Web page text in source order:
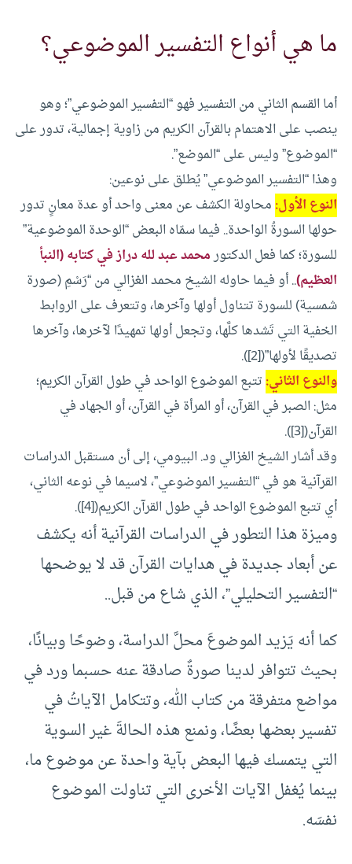
ما هي أنواع التفسير الموضوعي؟
أما القسم الثاني من التفسير فهو “التفسير الموضوعي”؛ وهو
ينصب على الاهتمام بالقرآن الكريم من زاوية إجمالية، تدور على
“الموضوع” وليس على “الموضع”.
وهذا “التفسير الموضوعي” يُطلق على نوعين:
النوع الأول: محاولة الكشف عن معنى واحد أو عدة معانٍ تدور
حولها السورةُ الواحدة.. فيما سمّاه البعض “الوحدة الموضوعية”
للسورة؛ كما فعل الدكتورمحمد عبد لله دراز في كتابه (النبأ
العظيم).. أو فيما حاوله الشيخ محمد الغزالي من “رَسْمِ (صورة
شمسية) للسورة تتناول أولها وآخرها، وتتعرف على الروابط
الخفية التي تَشدها كلَّها، وتجعل أولها تمهيدًا لآخرها، وآخرها
تصديقًا لأولها”([2]).
والنوع الثاني: تتبع الموضوع الواحد في طول القرآن الكريم؛
مثل: الصبر في القرآن، أو المرأة في القرآن، أو الجهاد في
القرآن([3]).
وقد أشار الشيخ الغزالي ود. البيومي، إلى أن مستقبل الدراسات
القرآنية هو في “التفسير الموضوعي”، لاسيما في نوعه الثاني،
أي تتبع الموضوع الواحد في طول القرآن الكريم([4]).
وميزة هذا التطور في الدراسات القرآنية أنه يكشف
عن أبعاد جديدة في هدايات القرآن قد لا يوضحها
“التفسير التحليلي”، الذي شاع من قبل..
كما أنه يَزيد الموضوعَ محلَّ الدراسة، وضوحًا وبيانًا،
بحيث تتوافر لدينا صورةٌ صادقة عنه حسبما ورد في
مواضع متفرقة من كتاب الله، وتتكامل الآياتُ في
تفسير بعضها بعضًا، ونمنع هذه الحالةَ غير السوية
التي يتمسك فيها البعض بآية واحدة عن موضوع ما،
بينما يُغفل الآيات الأخرى التي تناولت الموضوع
نفسَه.